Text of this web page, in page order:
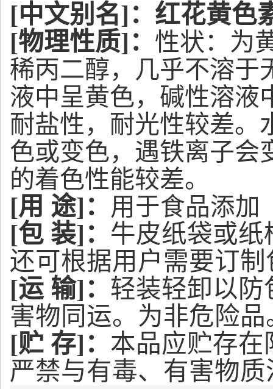
[中文别名]：红花黄色
[物理性质]： 性状： 为
稀丙二醇，几乎不溶于
液中呈黄色，碱性溶液
耐盐性，耐光性较差。
色或变色，遇铁离子会
的着色性能较差。
[用 途]： 用于食品添加
[包 装]： 牛皮纸袋或
还可根据用户需要订制
[运 输]： 轻装轻卸以
害物同运。为非危险品
[贮 存]： 本品应贮存
严禁与有毒、有害物